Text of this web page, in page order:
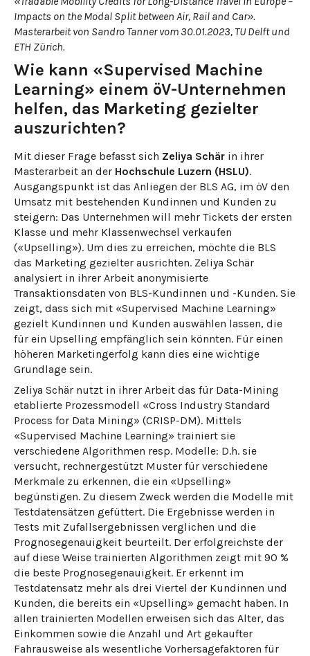
Impacts on the Modal Split between Air, Rail and Car».
Masterarbeit von Sandro Tanner vom 30.01.2023, TU Delft und
ETH Zürich.
Wie kann «Supervised Machine
Learning» einem öV-Unternehmen
helfen, das Marketing gezielter
auszurichten?
Mit dieser Frage befasst sich Zeliya Schär in ihrer
Masterarbeit an der Hochschule Luzern (HSLU).
Ausgangspunkt ist das Anliegen der BLS AG, im öV den
Umsatz mit bestehenden Kundinnen und Kunden zu
steigern: Das Unternehmen will mehr Tickets der ersten
Klasse und mehr Klassenwechsel verkaufen
(«Upselling»). Um dies zu erreichen, möchte die BLS
das Marketing gezielter ausrichten. Zeliya Schär
analysiert in ihrer Arbeit anonymisierte
Transaktionsdaten von BLS-Kundinnen und -Kunden. Sie
zeigt, dass sich mit «Supervised Machine Learning»
gezielt Kundinnen und Kunden auswählen lassen, die
für ein Upselling empfänglich sein könnten. Für einen
höheren Marketingerfolg kann dies eine wichtige
Grundlage sein.
Zeliya Schär nutzt in ihrer Arbeit das für Data-Mining
etablierte Prozessmodell «Cross Industry Standard
Process for Data Mining» (CRISP-DM). Mittels
«Supervised Machine Learning» trainiert sie
verschiedene Algorithmen resp. Modelle: D.h. sie
versucht, rechnergestützt Muster für verschiedene
Merkmale zu erkennen, die ein «Upselling»
begünstigen. Zu diesem Zweck werden die Modelle mit
Testdatensätzen gefüttert. Die Ergebnisse werden in
Tests mit Zufallsergebnissen verglichen und die
Prognosegenauigkeit beurteilt. Der erfolgreichste der
auf diese Weise trainierten Algorithmen zeigt mit 90 %
die beste Prognosegenauigkeit. Er erkennt im
Testdatensatz mehr als drei Viertel der Kundinnen und
Kunden, die bereits ein «Upselling» gemacht haben. In
allen trainierten Modellen erweisen sich das Alter, das
Einkommen sowie die Anzahl und Art gekaufter
Fahrausweise als wesentliche Vorhersagefaktoren für